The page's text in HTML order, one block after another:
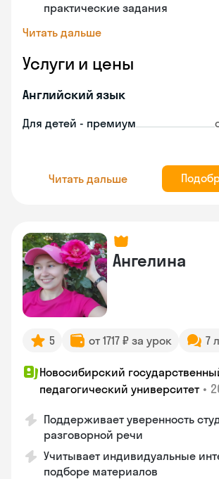
практические задания
Читать дальше
Услуги и цены
Английский язык
Для детей - премиум
Читать дальше
Ангелина
5 от 1717 ₽ за урок 7
Новосибирский
педагогический университет •
Поддерживает уверенность
разговорной речи
Учитывает индивидуальные
подборе материалов